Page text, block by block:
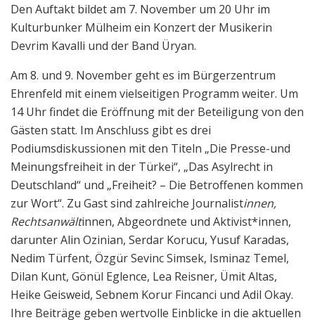
Den Auftakt bildet am 7. November um 20 Uhr im
Kulturbunker Mülheim ein Konzert der Musikerin
Devrim Kavalli und der Band Üryan.
Am 8. und 9. November geht es im Bürgerzentrum
Ehrenfeld mit einem vielseitigen Programm weiter. Um
14 Uhr findet die Eröffnung mit der Beteiligung von den
Gästen statt. Im Anschluss gibt es drei
Podiumsdiskussionen mit den Titeln „Die Presse-und
Meinungsfreiheit in der Türkei“, „Das Asylrecht in
Deutschland“ und „Freiheit? – Die Betroffenen kommen
zur Wort“. Zu Gast sind zahlreiche Journalistinnen,
Rechtsanwältinnen, Abgeordnete und Aktivist*innen,
darunter Alin Ozinian, Serdar Korucu, Yusuf Karadas,
Nedim Türfent, Özgür Sevinc Simsek, Isminaz Temel,
Dilan Kunt, Gönül Eglence, Lea Reisner, Ümit Altas,
Heike Geisweid, Sebnem Korur Fincanci und Adil Okay.
Ihre Beiträge geben wertvolle Einblicke in die aktuellen